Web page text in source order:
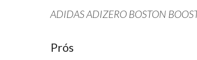
ADIDAS ADIZERO BOSTON
Prós